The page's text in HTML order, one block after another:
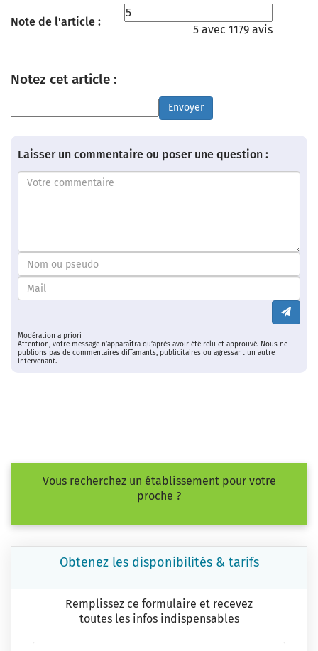
Note de l'article :
5 avec 1179 avis
Notez cet article :
Envoyer
Laisser un commentaire ou poser une question :
Modération a priori
Attention, votre message n’apparaîtra qu’après avoir été relu et approuvé. Nous ne
publions pas de commentaires diffamants, publicitaires ou agressant un autre
intervenant.
Vous recherchez un établissement pour votre
proche ?
Obtenez les disponibilités & tarifs
Remplissez ce formulaire et recevez
toutes les infos indispensables